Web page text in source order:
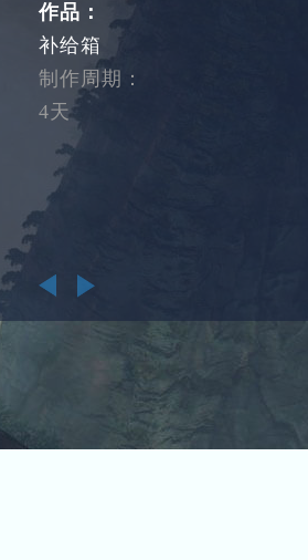
作品：
补给箱
制作周期：
4天